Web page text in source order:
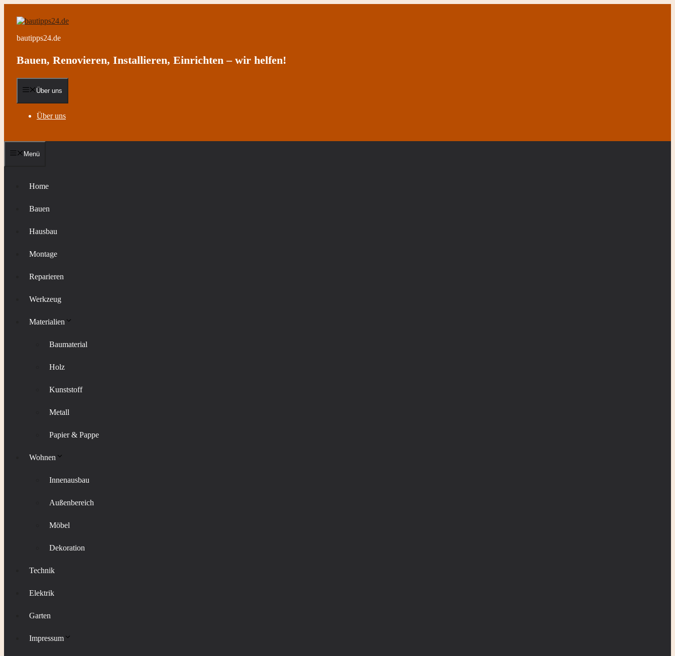
Inhalt
springen
bautipps24.de
Bauen, Renovieren, Installieren, Einrichten – wir helfen!
Über uns
Über uns
Menü
Home
Bauen
Hausbau
Montage
Reparieren
Werkzeug
Materialien
Baumaterial
Holz
Kunststoff
Metall
Papier & Pappe
Wohnen
Innenausbau
Außenbereich
Möbel
Dekoration
Technik
Elektrik
Garten
Impressum